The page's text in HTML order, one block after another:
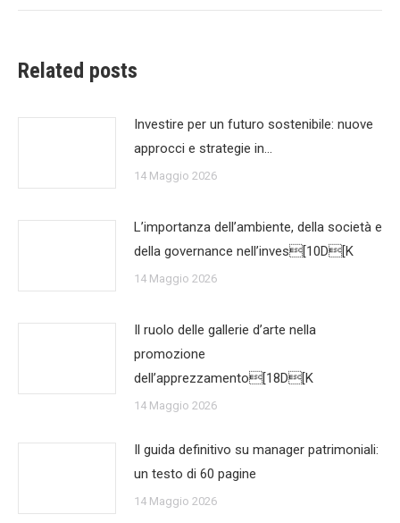
Related posts
Investire per un futuro sostenibile: nuove
approcci e strategie in…
14 Maggio 2026
L’importanza dell’ambiente, della società e
della governance nell’inves[10D[K
14 Maggio 2026
Il ruolo delle gallerie d’arte nella
promozione
dell’apprezzamento[18D[K
14 Maggio 2026
Il guida definitivo su manager patrimoniali:
un testo di 60 pagine
14 Maggio 2026